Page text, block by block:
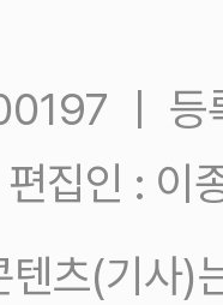
ㅣ
집인 : 이
텐츠(기사)